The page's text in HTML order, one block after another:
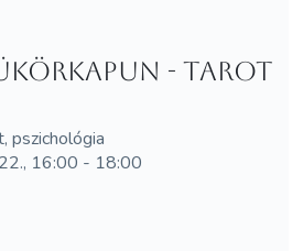
- Tarot
pszichológia
16:00 - 18:00